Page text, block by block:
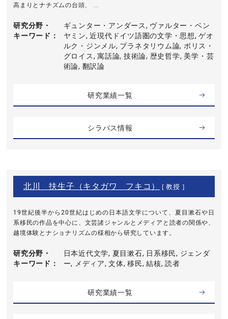
高まりとナチズムの台頭、 ...
研究分野・
キーワード
ギュンター・アンダース, ヴァルター・ベン
ヤミン, 近現代ドイツ語圏の文学・思想, ゲオ
ルク・ジンメル, プラネタリウム論, ボリス・
グロイス, 寓話論, 技術論, 歴史哲学, 美学・芸
術論, 翻訳論
研究業績一覧
シラバス情報
北川 扶生子（キタガワ フキコ） [ 教授 ]
19世紀後半から20世紀はじめの日本語文学について、夏目漱石や日
系移民の作品を中心に、文芸諸ジャンルとメディアと読者の関係や、
越境体験とナショナリズムの様相から研究しています。
研究分野・
キーワード
日本近代文学, 夏目漱石, 日系移民, ジェンダ
ー, メディア, 文体, 移民, 結核, 読者
研究業績一覧